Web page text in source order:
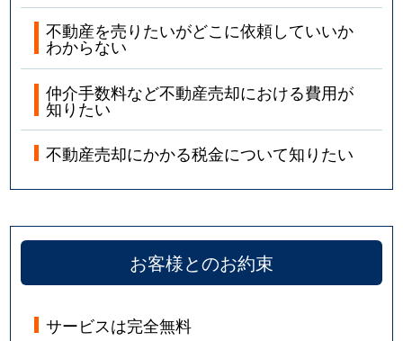
不動産を売りたいがどこに依頼していいか
わからない
仲介手数料など不動産売却における費用が
知りたい
不動産売却にかかる税金について知りたい
お客様とのお約束
サービスは完全無料